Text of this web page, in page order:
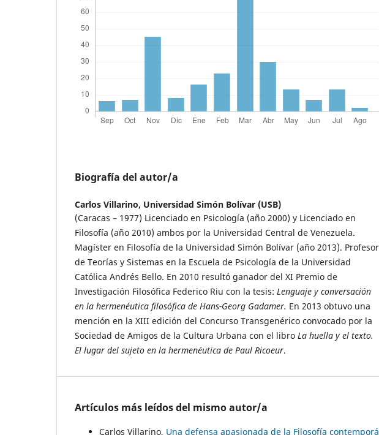
Biografía del autor/a
Carlos Villarino, Universidad Simón Bolívar (USB)
(Caracas – 1977) Licenciado en Psicología (año 2000) y Licenciado en
Filosofía (año 2010) ambos por la Universidad Central de Venezuela.
Magíster en Filosofía de la Universidad Simón Bolívar (año 2013). Profesor
de Teorías y Sistemas en la Escuela de Psicología de la Universidad
Católica Andrés Bello. En 2010 resultó ganador del XI Premio de
Investigación Filosófica Federico Riu con la tesis: Lenguaje y conversación
en la hermenéutica filosófica de Hans-Georg Gadamer. En 2013 obtuvo una
mención en la XIII edición del Concurso Transgenérico convocado por la
Sociedad de Amigos de la Cultura Urbana con el libro La huella y el texto.
El lugar del sujeto en la hermenéutica de Paul Ricoeur.
Artículos más leídos del mismo autor/a
Carlos Villarino, Una defensa apasionada de la Filosofía